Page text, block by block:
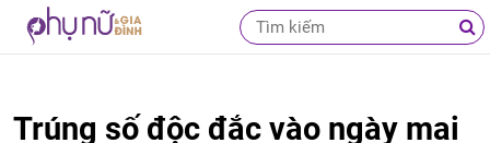
Trúng số độc đắc vào ngày mai